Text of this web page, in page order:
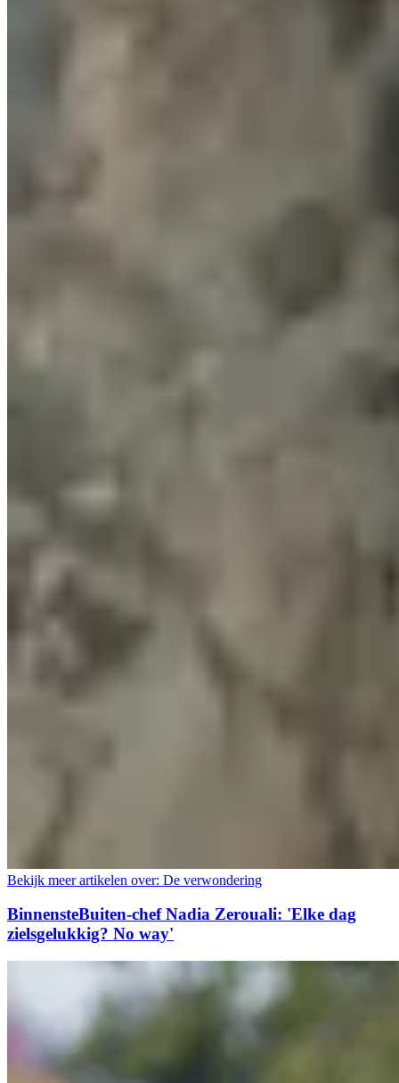
Bekijk meer artikelen over: De verwondering
BinnensteBuiten-chef Nadia Zerouali: 'Elke dag
zielsgelukkig? No way'